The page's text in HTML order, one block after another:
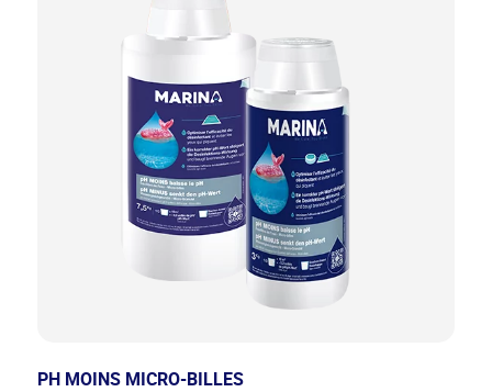
PH MOINS MICRO-BILLES